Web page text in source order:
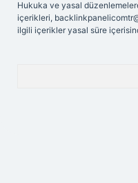
Hukuka ve yasal
içerikleri,
ilgili içerikler yasal süre